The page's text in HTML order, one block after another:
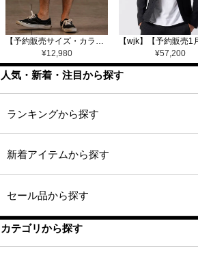
【予約販売サイズ・カラーにより納期異なる】【CAMBIO(カンビオ)】Gobelin Short Pants ショートパンツ(CAM25SS-002)
¥12,980
¥57,200
人気・新着・注目から探す
ランキングから探す
新着アイテムから探す
セール品から探す
カテゴリから探す